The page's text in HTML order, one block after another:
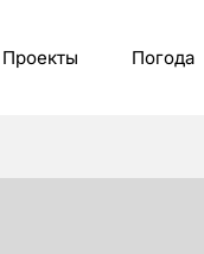
Проекты Погода